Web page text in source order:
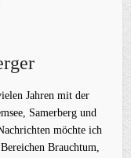
Jahren mit der
Samerberg und
möchte ich
Brauchtum,